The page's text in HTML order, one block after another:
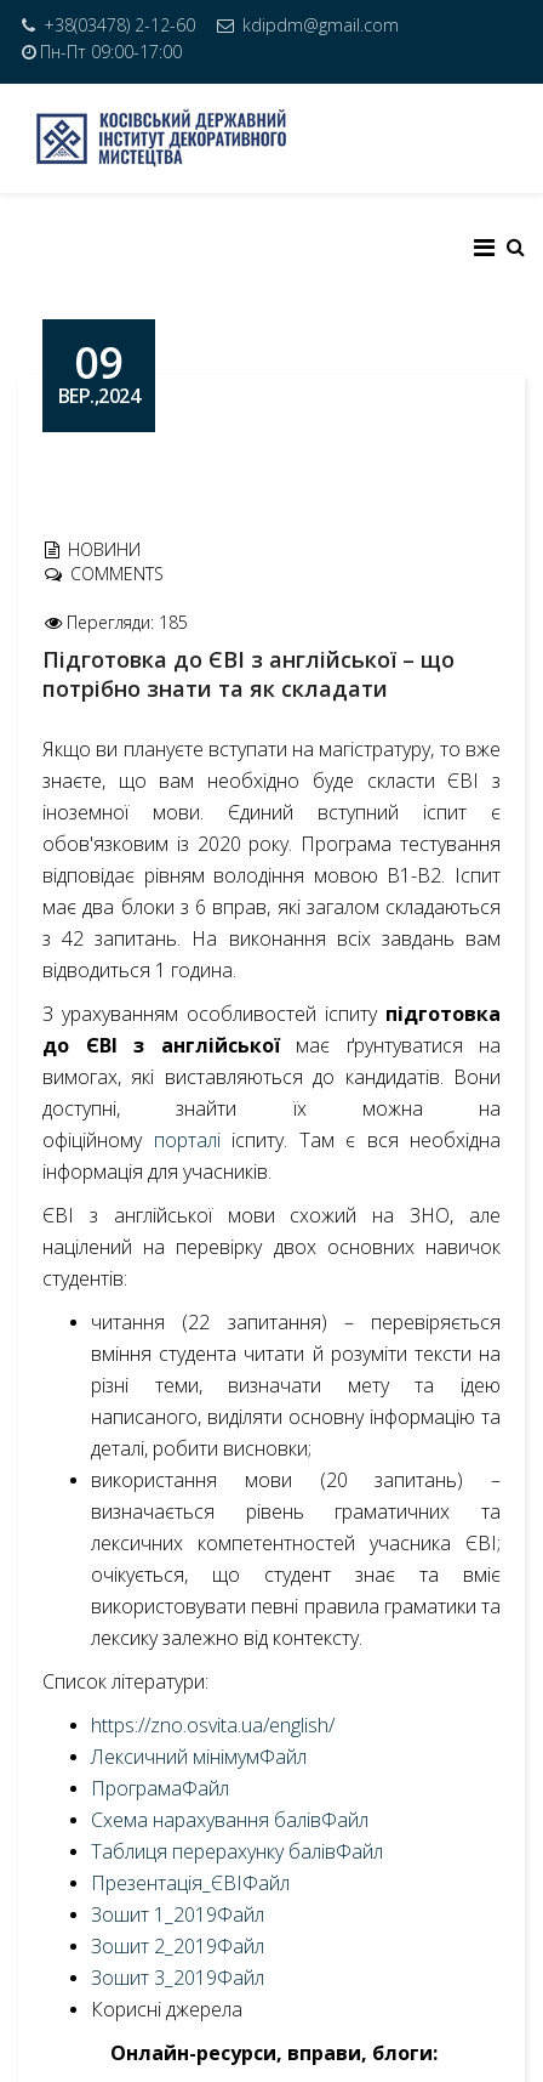
+38(03478) 2-12-60
kdipdm@gmail.com
Пн-Пт 09:00-17:00
09
ВЕР.,2024
НОВИНИ
COMMENTS
Перегляди: 185
Підготовка до ЄВІ з англійської – що
потрібно знати та як складати
Якщо ви плануєте вступати на магістратуру, то вже
знаєте, що вам необхідно буде скласти ЄВІ з
іноземної мови. Єдиний вступний іспит є
обов'язковим із 2020 року. Програма тестування
відповідає рівням володіння мовою В1-В2. Іспит
має два блоки з 6 вправ, які загалом складаються
з 42 запитань. На виконання всіх завдань вам
відводиться 1 година.
З урахуванням особливостей іспиту підготовка
до ЄВІ з англійськоїмає ґрунтуватися на
вимогах, які виставляються до кандидатів. Вони
доступні, знайти їх можна на
офіційному порталііспиту. Там є вся необхідна
інформація для учасників.
ЄВІ з англійської мови схожий на ЗНО, але
націлений на перевірку двох основних навичок
студентів:
читання (22 запитання) – перевіряється
вміння студента читати й розуміти тексти на
різні теми, визначати мету та ідею
написаного, виділяти основну інформацію та
деталі, робити висновки;
використання мови (20 запитань) –
визначається рівень граматичних та
лексичних компетентностей учасника ЄВІ;
очікується, що студент знає та вміє
використовувати певні правила граматики та
лексику залежно від контексту.
Список літератури:
https://zno.osvita.ua/english/
Лексичний мінімумФайл
ПрограмаФайл
Схема нарахування балівФайл
Таблиця перерахунку балівФайл
Презентація_ЄВІФайл
Зошит 1_2019Файл
Зошит 2_2019Файл
Зошит 3_2019Файл
Корисні джерела
Онлайн-ресурси, вправи, блоги: